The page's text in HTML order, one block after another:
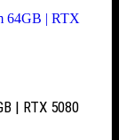
| RTX 5080